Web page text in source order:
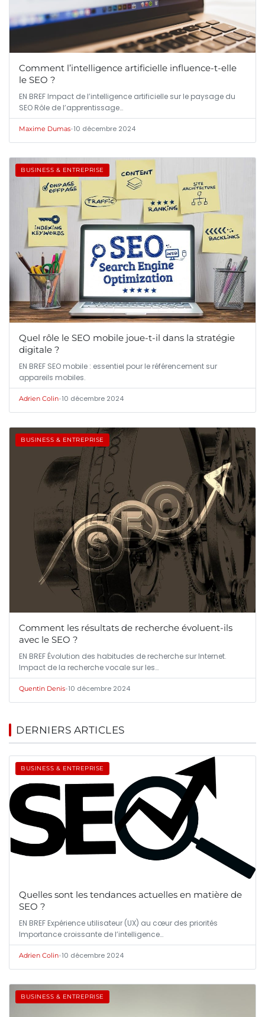
Comment l’intelligence artificielle influence-t-elle
le SEO ?
EN BREF Impact de l’intelligence artificielle sur le paysage du
SEO Rôle de l’apprentissage…
Maxime Dumas•10 décembre 2024
BUSINESS & ENTREPRISE
Quel rôle le SEO mobile joue-t-il dans la stratégie
digitale ?
EN BREF SEO mobile : essentiel pour le référencement sur
appareils mobiles.
Adrien Colin•10 décembre 2024
BUSINESS & ENTREPRISE
Comment les résultats de recherche évoluent-ils
avec le SEO ?
EN BREF Évolution des habitudes de recherche sur Internet.
Impact de la recherche vocale sur les…
Quentin Denis•10 décembre 2024
DERNIERS ARTICLES
BUSINESS & ENTREPRISE
Quelles sont les tendances actuelles en matière de
SEO ?
EN BREF Expérience utilisateur (UX) au cœur des priorités
Importance croissante de l’intelligence…
Adrien Colin•10 décembre 2024
BUSINESS & ENTREPRISE